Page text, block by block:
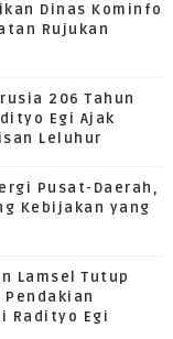
Dinas Kominfo
Rujukan
206 Tahun
Egi Ajak
Leluhur
Pusat-Daerah,
Kebijakan yang
Lamsel Tutup
Pendakian
Radityo Egi